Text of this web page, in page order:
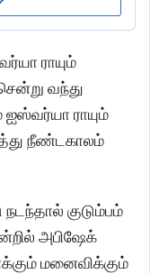
ராயும்
வந்து
ராயும்
நீண்டகாலம்
குடும்பம்
அபிஷேக்
மனைவிக்கும்